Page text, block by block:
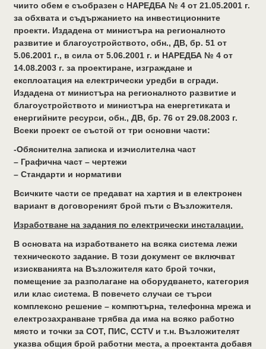
чиито обем е съобразен с НАРЕДБА № 4 от 21.05.2001 г.
за обхвата и съдържанието на инвестиционните
проекти. Издадена от министъра на регионалното
развитие и благоустройството, обн., ДВ, бр. 51 от
5.06.2001 г., в сила от 5.06.2001 г. и НАРЕДБА № 4 от
14.08.2003 г. за проектиране, изграждане и
експлоатация на електрически уредби в сгради.
Издадена от министъра на регионалното развитие и
благоустройството и министъра на енергетиката и
енергийните ресурси, обн., ДВ, бр. 76 от 29.08.2003 г.
Всеки проект се състой от три основни части:
-Обяснителна записка и изчислителна част
– Графична част – чертежи
– Стандарти и нормативи
Всичките части се предават на хартия и в електронен
вариант в договореният брой пъти с Възложителя.
Изработване на задания по електрически инсталации.
В основата на изработването на всяка система лежи
техническото задание. В този документ се включват
изискванията на Възложителя като брой точки,
помещение за разполагане на оборудването, категория
или клас система. В повечето случаи се търси
комплексно решение – компютърна, телефонна мрежа и
електрозахранване трябва да има на всяко работно
място и точки за СОТ, ПИС, CCTV и т.н. Възложителят
указва общия брой работни места, а проектанта добавя